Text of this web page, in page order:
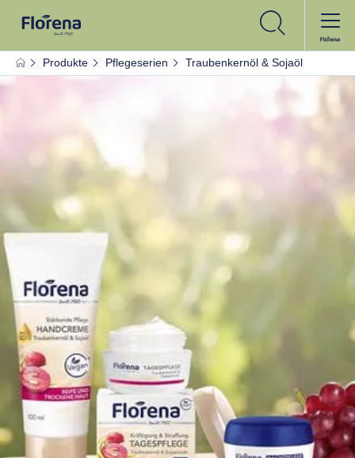
Produkte Pflegeserien Traubenkernöl & Sojaöl
FILTER